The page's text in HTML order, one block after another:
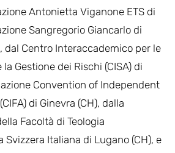
Antonietta Viganone ETS di
Sangregorio Giancarlo di
dal Centro Interaccademico per le
Gestione dei Rischi (CISA) di
Convention of Independent
di Ginevra (CH), dalla
Facoltà di Teologia
Svizzera Italiana di Lugano (CH), e